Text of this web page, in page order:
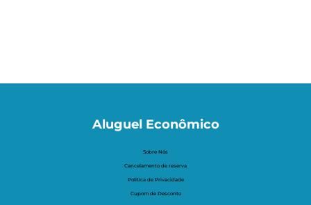
Aluguel Econômico
Sobre Nós
Cancelamento de reserva
Politica de Privacidade
Cupom de Desconto